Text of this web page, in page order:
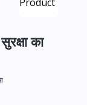
का